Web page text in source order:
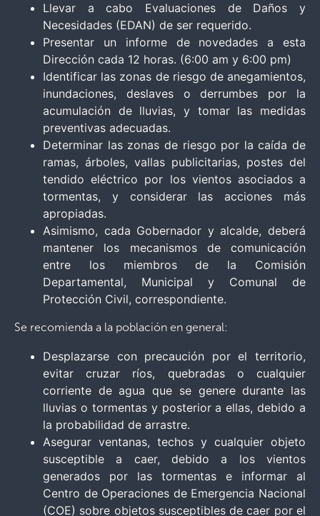
Llevar a cabo Evaluaciones de Daños y
Necesidades (EDAN) de ser requerido.
Presentar un informe de novedades a esta
Dirección cada 12 horas. (6:00 am y 6:00 pm)
Identificar las zonas de riesgo de anegamientos,
inundaciones, deslaves o derrumbes por la
acumulación de lluvias, y tomar las medidas
preventivas adecuadas.
Determinar las zonas de riesgo por la caída de
ramas, árboles, vallas publicitarias, postes del
tendido eléctrico por los vientos asociados a
tormentas, y considerar las acciones más
apropiadas.
Asimismo, cada Gobernador y alcalde, deberá
mantener los mecanismos de comunicación
entre los miembros de la Comisión
Departamental, Municipal y Comunal de
Protección Civil, correspondiente.
Se recomienda a la población en general:
Desplazarse con precaución por el territorio,
evitar cruzar ríos, quebradas o cualquier
corriente de agua que se genere durante las
lluvias o tormentas y posterior a ellas, debido a
la probabilidad de arrastre.
Asegurar ventanas, techos y cualquier objeto
susceptible a caer, debido a los vientos
generados por las tormentas e informar al
Centro de Operaciones de Emergencia Nacional
(COE) sobre objetos susceptibles de caer por el